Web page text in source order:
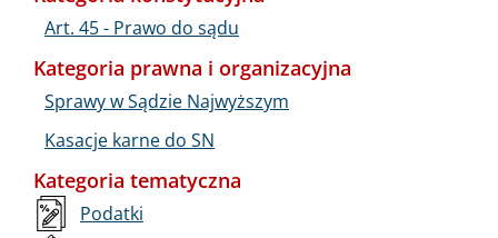
Art. 45 - Prawo do sądu
Kategoria prawna i organizacyjna
Sprawy w Sądzie Najwyższym
Kasacje karne do SN
Kategoria tematyczna
Podatki